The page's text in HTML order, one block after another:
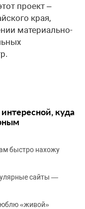
проект –
края,
материально-
куда
быстро нахожу
сайты —
«живой»